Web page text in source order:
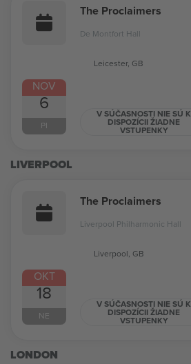
NOV
6
PI
The Proclaimers
De Montfort Hall
Leicester, GB
V SÚČASNOSTI NIE SÚ K
DISPOZÍCII ŽIADNE
VSTUPENKY
LIVERPOOL
OKT
18
NE
The Proclaimers
Liverpool Philharmonic Hall
Liverpool, GB
V SÚČASNOSTI NIE SÚ K
DISPOZÍCII ŽIADNE
VSTUPENKY
LONDON